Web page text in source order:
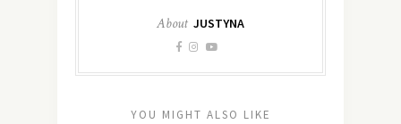
About JUSTYNA
YOU MIGHT ALSO LIKE